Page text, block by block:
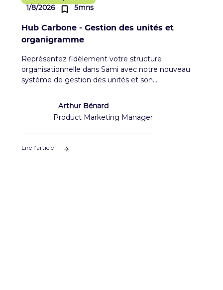
1/8/2026
5mns
Hub Carbone - Gestion des unités et
organigramme
Représentez fidèlement votre structure
organisationnelle dans Sami avec notre nouveau
système de gestion des unités et son
Arthur Bénard
Product Marketing Manager
Lire l’article